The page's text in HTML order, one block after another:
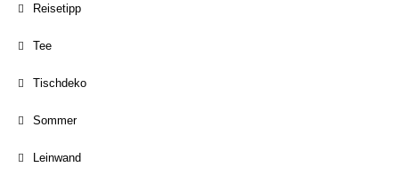
Reisetipp
Tee
Tischdeko
Sommer
Leinwand